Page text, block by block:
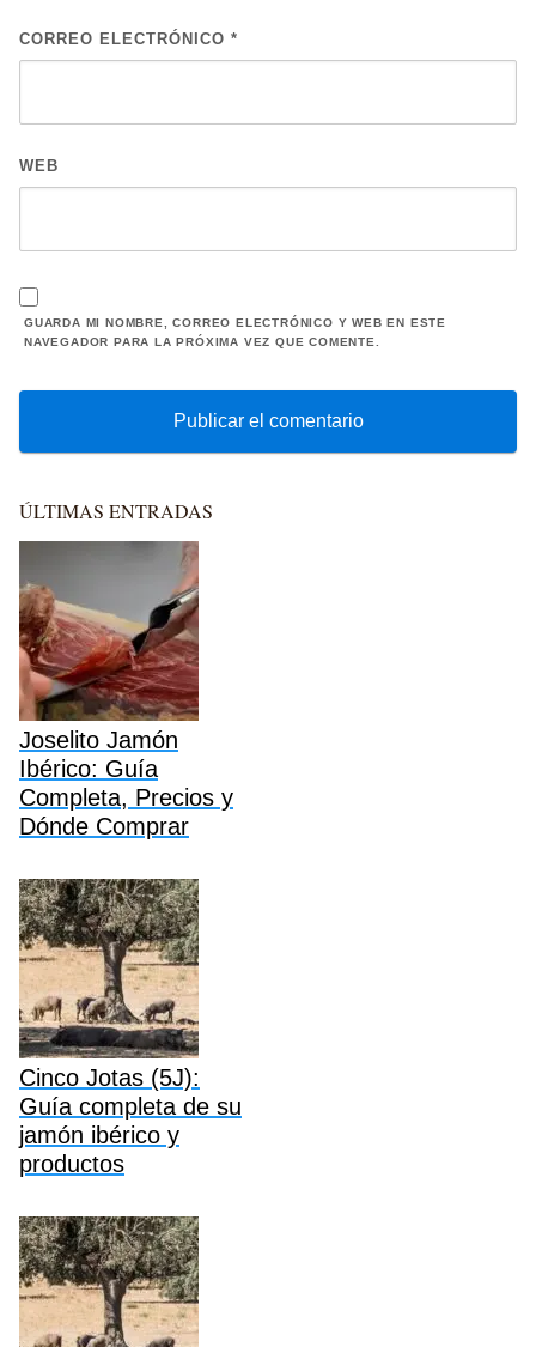
CORREO ELECTRÓNICO *
WEB
GUARDA MI NOMBRE, CORREO ELECTRÓNICO Y WEB EN ESTE
NAVEGADOR PARA LA PRÓXIMA VEZ QUE COMENTE.
ÚLTIMAS ENTRADAS
Joselito Jamón
Ibérico: Guía
Completa, Precios y
Dónde Comprar
Cinco Jotas (5J):
Guía completa de su
jamón ibérico y
productos